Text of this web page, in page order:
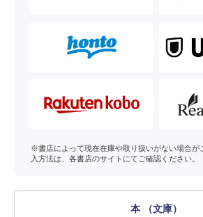
※書店によって現在在庫や取り扱いがない場合が
入方法は、各書店のサイトにてご確認ください。
本 （文庫）